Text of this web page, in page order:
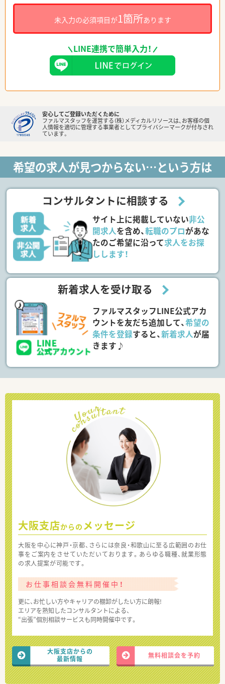
未入力の必須項目が1箇所あります
LINE連携で簡単入力！
安心してご登録いただくために
ファルマスタッフを運営する（株）メディカルリソースは、お客様の個
人情報を適切に管理する事業者としてプライバシーマークが付与され
ています。
希望の求人が見つからない…という方は
コンサルタントに相談する
サイト上に掲載していない非公
開求人を含め、転職のプロがあな
たのご希望に沿って求人をお探
しします！
新着求人を受け取る
ファルマスタッフLINE公式アカ
ウントを友だち追加して、希望の
条件を登録すると、新着求人が届
きます♪
大阪支店からの メッセージ
大阪を中心に神戸・京都、さらには奈良・和歌山に至る広範囲のお仕
事をご案内をさせていただいております。あらゆる職種、就業形態
の求人提案が可能です。
お仕事相談会無料開催中！
更に、お忙しい方やキャリアの棚卸がしたい方に朗報!
エリアを熟知したコンサルタントによる、
“出張”個別相談サービスも同時開催中です。
大阪支店からの
最新情報
無料相談会を予約